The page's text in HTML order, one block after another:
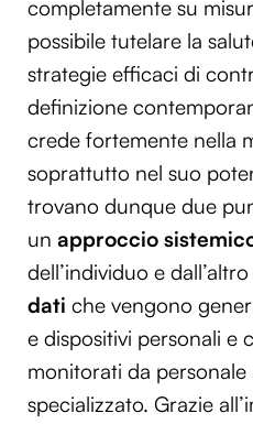
completamente su
possibile tutelare la
strategie efficaci di
definizione
crede fortemente nella
soprattutto nel suo
trovano dunque due
un approccio
dell’individuo e
dati che vengono
e dispositivi personali e
monitorati da personale
specializzato. Grazie